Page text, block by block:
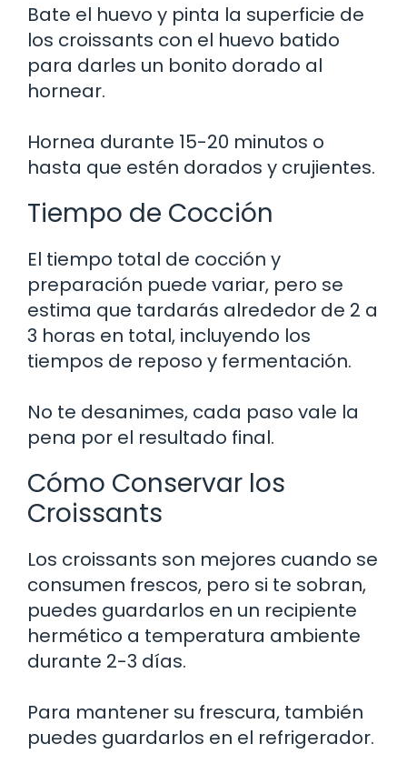
Bate el huevo y pinta la superficie de
los croissants con el huevo batido
para darles un bonito dorado al
hornear.
Hornea durante 15-20 minutos o
hasta que estén dorados y crujientes.
Tiempo de Cocción
El tiempo total de cocción y
preparación puede variar, pero se
estima que tardarás alrededor de 2 a
3 horas en total, incluyendo los
tiempos de reposo y fermentación.
No te desanimes, cada paso vale la
pena por el resultado final.
Cómo Conservar los
Croissants
Los croissants son mejores cuando se
consumen frescos, pero si te sobran,
puedes guardarlos en un recipiente
hermético a temperatura ambiente
durante 2-3 días.
Para mantener su frescura, también
puedes guardarlos en el refrigerador.